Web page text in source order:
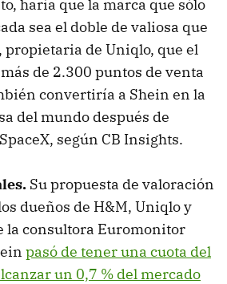
haría que la marca que sólo
sea el doble de valiosa que
propietaria de Uniqlo, que el
de 2.300 puntos de venta
convertiría a Shein en la
del mundo después de
según CB Insights.
Su propuesta de valoración
dueños de H&M, Uniqlo y
la consultora Euromonitor
pasó de tener una cuota del
un 0,7 % del mercado